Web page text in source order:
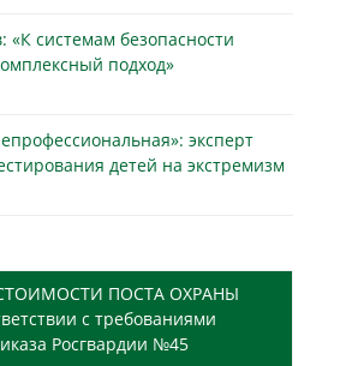
системам безопасности
подход»
эксперт
детей на экстремизм
ПОСТА ОХРАНЫ
с требованиями
Росгвардии №45